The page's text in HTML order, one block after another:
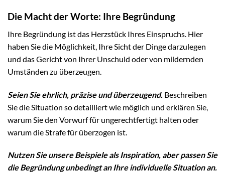
Die Macht der Worte: Ihre Begründung
Ihre Begründung ist das Herzstück Ihres Einspruchs. Hier
haben Sie die Möglichkeit, Ihre Sicht der Dinge darzulegen
und das Gericht von Ihrer Unschuld oder von mildernden
Umständen zu überzeugen.
Seien Sie ehrlich, präzise und überzeugend. Beschreiben
Sie die Situation so detailliert wie möglich und erklären Sie,
warum Sie den Vorwurf für ungerechtfertigt halten oder
warum die Strafe für überzogen ist.
Nutzen Sie unsere Beispiele als Inspiration, aber passen Sie
die Begründung unbedingt an Ihre individuelle Situation an.